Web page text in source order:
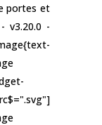
portes et
v3.20.0 -